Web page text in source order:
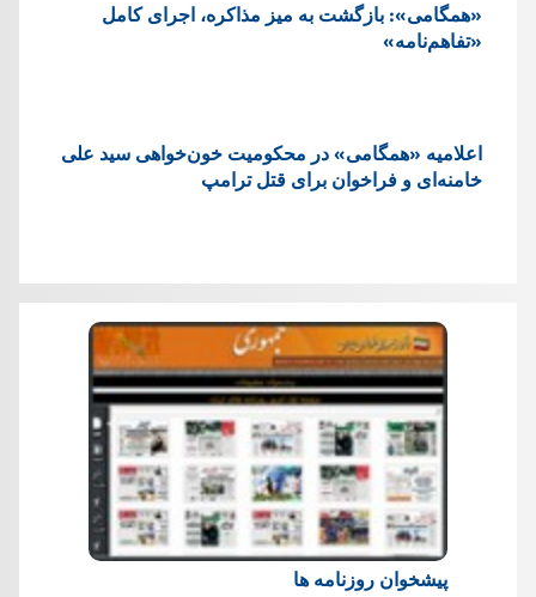
«همگامی»: بازگشت به میز مذاکره، اجرای کامل
«تفاهم‌نامه»
اعلامیه «همگامی» در محکومیت خون‌خواهی سید علی
خامنه‌ای و فراخوان برای قتل ترامپ
پیشخوان روزنامه ها